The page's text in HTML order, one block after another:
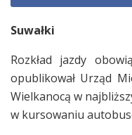
Suwałki
Rozkład jazdy
opublikował Urząd
Wielkanocą w
w kursowaniu